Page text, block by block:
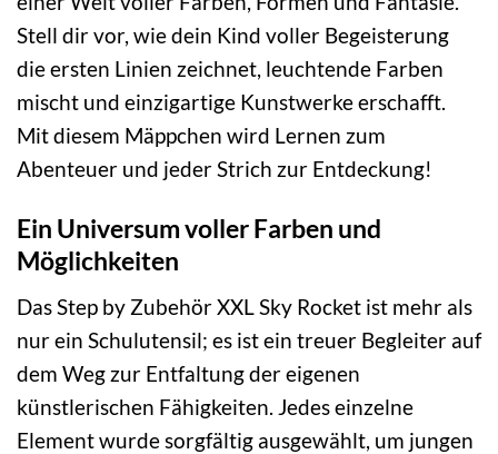
Stell dir vor, wie dein Kind voller Begeisterung
die ersten Linien zeichnet, leuchtende Farben
mischt und einzigartige Kunstwerke erschafft.
Mit diesem Mäppchen wird Lernen zum
Abenteuer und jeder Strich zur Entdeckung!
Ein Universum voller Farben und
Möglichkeiten
Das Step by Zubehör XXL Sky Rocket ist mehr als
nur ein Schulutensil; es ist ein treuer Begleiter auf
dem Weg zur Entfaltung der eigenen
künstlerischen Fähigkeiten. Jedes einzelne
Element wurde sorgfältig ausgewählt, um jungen